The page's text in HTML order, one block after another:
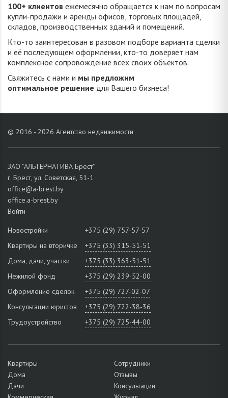
100+ клиентов ежемесячно обращается к нам по вопросам
купли-продажи и аренды офисов, торговых площадей,
складов, производственных зданий и помещений.
Кто-то заинтересован в разовом подборе варианта сделки
и её последующем оформлении, кто-то доверяет нам
комплексное сопровождение всех своих объектов.
Свяжитесь с нами и мы предложим
оптимальное решение для Вашего бизнеса!
© 2016 - 2026 Агентство недвижимости
ЗАО "АЛЬТЕРНАТИВА Брест"
г. Брест, ул. Советская, 51-1
office@a-brest.by
office.a-brest.by
Войти
Новостройки
+375 (29) 757-57-57
Квартиры на вторичке
+375 (33) 315-51-51
Дома, дачи, участки
+375 (33) 363-51-51
Нежилой фонд
+375 (29) 239-52-00
Оформление сделок
+375 (29) 727-02-07
Консультации юристов
+375 (29) 722-38-36
Трудоустройство
+375 (29) 725-44-00
Квартиры
Дома
Дачи
Сотрудники
Отзывы
Консультации